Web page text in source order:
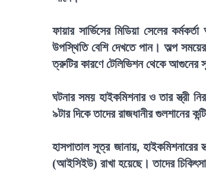
ফায়ার সার্ভিসের মিডিয়া সেলের
উপস্থিতি বেশি দেখতে পান। অল্প
ত্রুটির কারণে টেলিভিশন থেকে আগুনের
ঘটনার সময় হাইকমিশনার ও তার স্ত্রী
৯টার দিকে তাদের রাজধানীর গুলশানের
হাসপাতাল সূত্র জানায়, হাইকমিশনারের
(আইসিইউ) রাখা হয়েছে। তাদের